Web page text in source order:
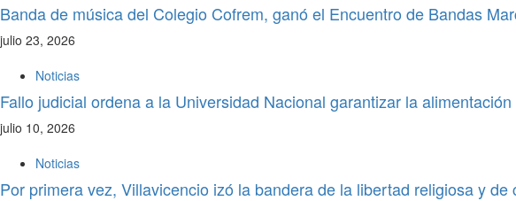
Banda de música del Colegio Cofrem, ganó el Encuentro de Bandas
julio 23, 2026
Noticias
Fallo judicial ordena a la Universidad Nacional garantizar la
julio 10, 2026
Noticias
Por primera vez, Villavicencio izó la bandera de la libertad religiosa y de